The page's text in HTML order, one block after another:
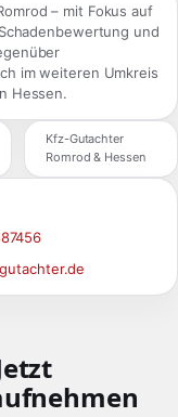
– mit Fokus auf
und
im weiteren Umkreis
Hessen.
Kfz-Gutachter
Romrod & Hessen